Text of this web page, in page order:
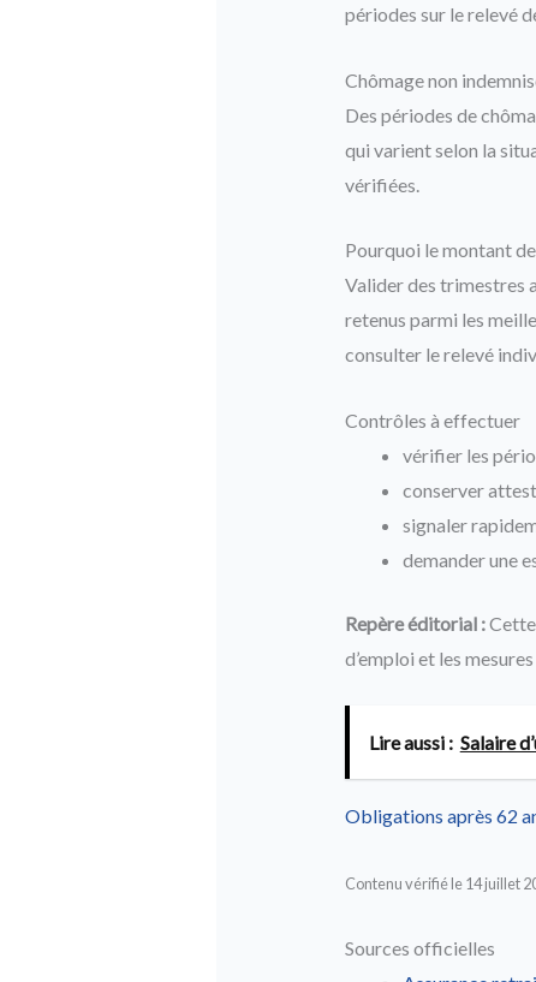
périodes sur le relevé
Chômage non
Des périodes de
qui varient selon la
vérifiées.
Pourquoi le montant
Valider des trimestres
retenus parmi les
consulter le relevé
Contrôles à effectuer
vérifier les
conserver
signaler
demander une
Repère éditorial :Cette
d’emploi et les
Lire aussi : Salaire
Obligations après 62
Contenu vérifié le 14 juillet
Sources officielles